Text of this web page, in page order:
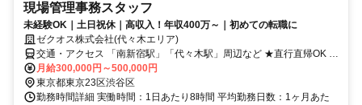
現場管理事務スタッフ
未経験OK｜土日祝休｜高収入！年収400万～｜初めての転職に
ゼクオス株式会社(代々木エリア)
交通・アクセス 「南新宿駅」「代々木駅」周辺など ★直行直帰OK ★
転勤なし
月給300,000円～500,000円
東京都東京23区渋谷区
勤務時間詳細 実働時間：1日あたり8時間 平均勤務日数：1ヶ月あた